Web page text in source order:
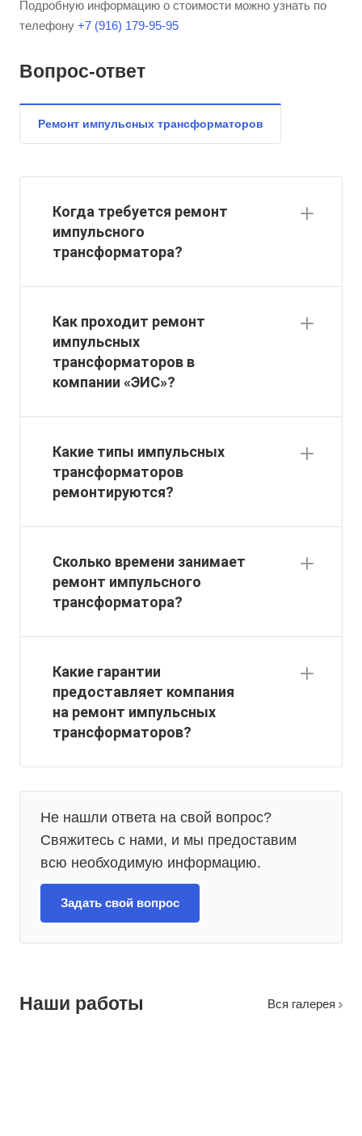
Подробную информацию о стоимости можно узнать по
телефону +7 (916) 179-95-95
Вопрос-ответ
Ремонт импульсных трансформаторов
Когда требуется ремонт
импульсного
трансформатора?
Как проходит ремонт
импульсных
трансформаторов в
компании «ЭИС»?
Какие типы импульсных
трансформаторов
ремонтируются?
Сколько времени занимает
ремонт импульсного
трансформатора?
Какие гарантии
предоставляет компания
на ремонт импульсных
трансформаторов?
Не нашли ответа на свой вопрос?
Свяжитесь с нами, и мы предоставим
всю необходимую информацию.
Задать свой вопрос
Наши работы Вcя галерея